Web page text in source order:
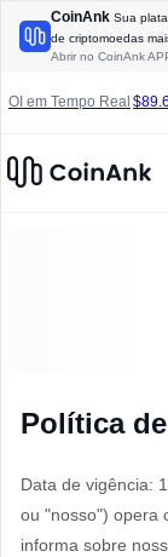
CoinAnk Sua
de criptomoedas
Abrir no CoinAnk
OI em Tempo Real
Política
Data de vigência:
ou "nosso") opera
informa sobre